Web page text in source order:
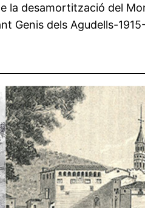
la desamortització del
Genis dels Agudells-